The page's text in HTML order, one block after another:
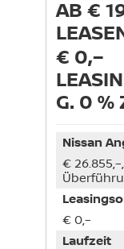
AB €
€ 0,–
G. 0 %
Nissan
€
€ 0,–
Laufzeit